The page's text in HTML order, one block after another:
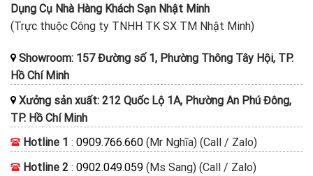
Dụng Cụ Nhà Hàng Khách Sạn Nhật Minh
(Trực thuộc Công ty TNHH TK SX TM Nhật Minh)
Showroom: 157 Đường số 1, Phường Thông Tây Hội, TP.
Hồ Chí Minh
Xưởng sản xuất: 212 Quốc Lộ 1A, Phường An Phú Đông,
TP. Hồ Chí Minh
Hotline 1 : 0909.766.660 (Mr Nghĩa) (Call / Zalo)
Hotline 2 : 0902.049.059 (Ms Sang) (Call / Zalo)